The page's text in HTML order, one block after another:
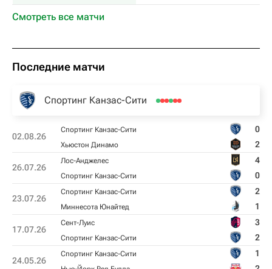
Смотреть все матчи
Последние матчи
Спортинг Канзас-Сити
02.08.26
Спортинг Канзас-Сити 0
Хьюстон Динамо 2
26.07.26
Лос-Анджелес 4
Спортинг Канзас-Сити 0
23.07.26
Спортинг Канзас-Сити 2
Миннесота Юнайтед 1
17.07.26
Сент-Луис 3
Спортинг Канзас-Сити 2
24.05.26
Спортинг Канзас-Сити 1